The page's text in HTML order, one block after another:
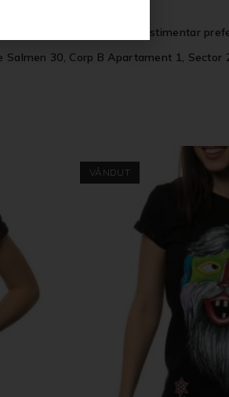
de produsul tău vestimentar
30, Corp B Apartament 1, Sector
VÂNDUT